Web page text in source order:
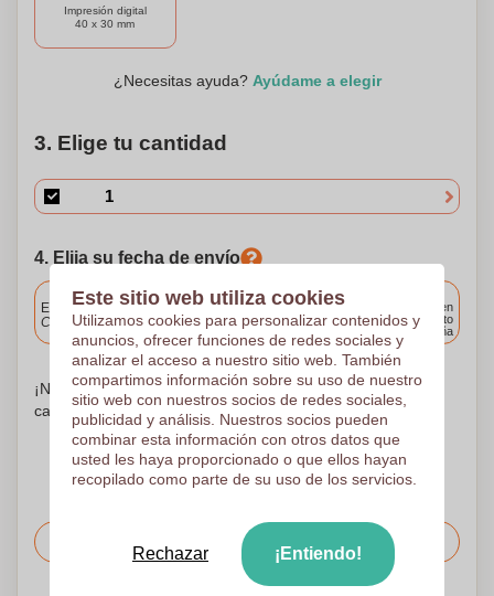
Impresión digital
40 x 30 mm
¿Necesitas ayuda? Ayúdame a elegir
3. Elige tu cantidad
4. Elija su fecha de envío
Incluido
Entrega estándar
Cargue y apruebe sus archivos antes de las 9.30 a.m.
Entrega en
cualquier punto
de España
¡No te preocupes! Simplemente suba sus archivos a la
canasta de compras
Solicitar el precio
Este sitio web utiliza cookies
Utilizamos cookies para personalizar contenidos y
anuncios, ofrecer funciones de redes sociales y
analizar el acceso a nuestro sitio web. También
compartimos información sobre su uso de nuestro
sitio web con nuestros socios de redes sociales,
publicidad y análisis. Nuestros socios pueden
combinar esta información con otros datos que
usted les haya proporcionado o que ellos hayan
recopilado como parte de su uso de los servicios.
Rechazar ¡Entiendo!